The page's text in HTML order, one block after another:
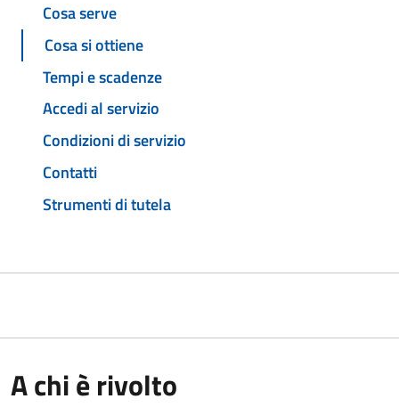
Cosa serve
Cosa si ottiene
Tempi e scadenze
Accedi al servizio
Condizioni di servizio
Contatti
Strumenti di tutela
A chi è rivolto